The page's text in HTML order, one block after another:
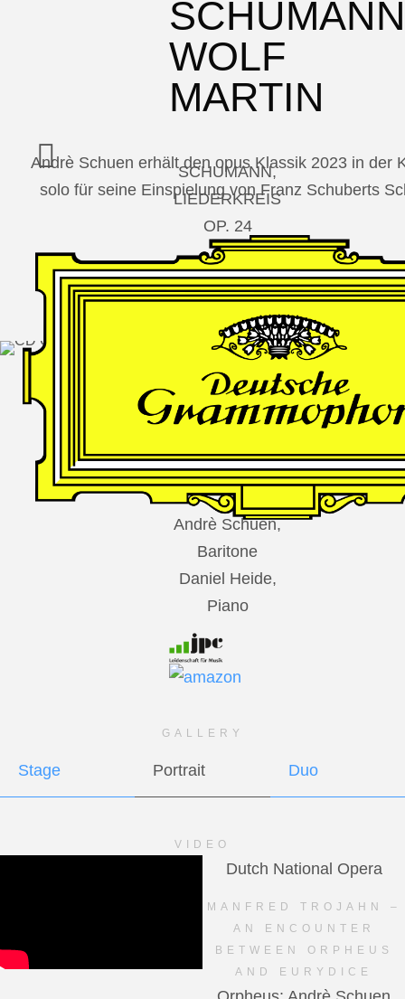
SCHUMANN
WOLF
MARTIN
SCHUMANN,
LIEDERKREIS
OP. 24
SECHS
MONOLOGE
AUS
JEDERMANN
GESÄNGE
DES
Andrè Schuen,
Baritone
Daniel Heide,
Piano
GALLERY
Stage Portrait Duo
VIDEO
Dutch National Opera
MANFRED TROJAHN –
AN ENCOUNTER
BETWEEN ORPHEUS
AND EURYDICE
Andrè Schuen erhält den opus Klassik 2023 in der
solo für seine Einspielung von Franz Schuberts